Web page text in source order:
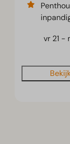
vr 21 -